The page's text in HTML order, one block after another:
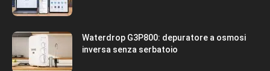
Waterdrop G3P800: depuratore a osmosi
inversa senza serbatoio